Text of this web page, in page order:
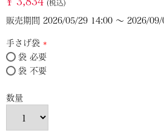
税込
販売期間 2026/05/29 14:00 〜 2026/
手さげ袋
(必
須)
袋 必要
袋 不要